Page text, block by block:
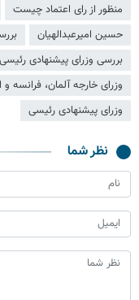
منظور از رای اعتماد چیست
حسین امیرعبدالهیان
بررسی وزرای پیشنهادی رئیسی
وزرای خارجه آلمان، فرانسه
وزرای پیشنهادی رئیسی
نظر شما